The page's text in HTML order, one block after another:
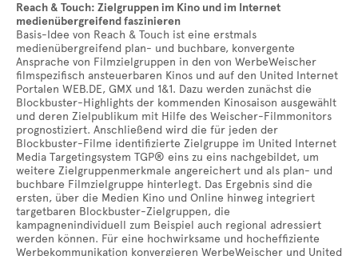
Reach & Touch: Zielgruppen im Kino und im Internet
medienübergreifend faszinieren
Basis-Idee von Reach & Touch ist eine erstmals
medienübergreifend plan- und buchbare, konvergente
Ansprache von Filmzielgruppen in den von WerbeWeischer
filmspezifisch ansteuerbaren Kinos und auf den United Internet
Portalen WEB.DE, GMX und 1&1. Dazu werden zunächst die
Blockbuster-Highlights der kommenden Kinosaison ausgewählt
und deren Zielpublikum mit Hilfe des Weischer-Filmmonitors
prognostiziert. Anschließend wird die für jeden der
Blockbuster-Filme identifizierte Zielgruppe im United Internet
Media Targetingsystem TGP® eins zu eins nachgebildet, um
weitere Zielgruppenmerkmale angereichert und als plan- und
buchbare Filmzielgruppe hinterlegt. Das Ergebnis sind die
ersten, über die Medien Kino und Online hinweg integriert
targetbaren Blockbuster-Zielgruppen, die
kampagnenindividuell zum Beispiel auch regional adressiert
werden können. Für eine hochwirksame und hocheffiziente
Werbekommunikation konvergieren WerbeWeischer und United